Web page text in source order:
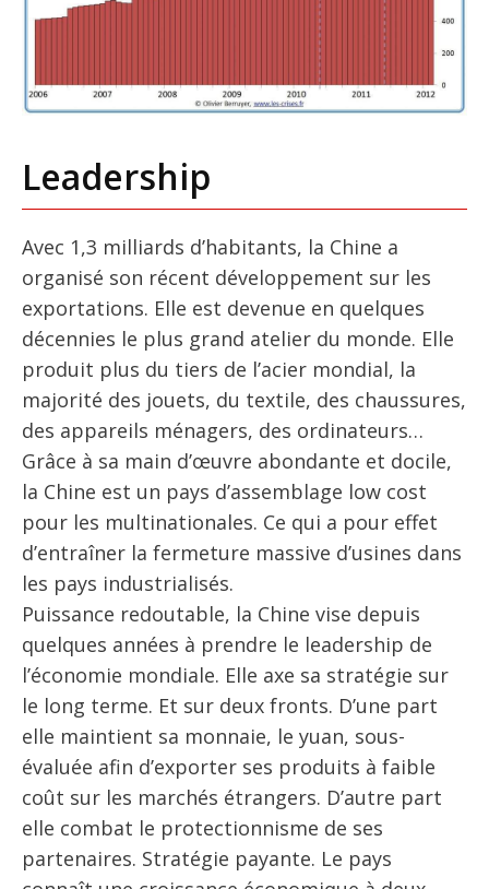
Leadership
Avec 1,3 milliards d’habitants, la Chine a
organisé son récent développement sur les
exportations. Elle est devenue en quelques
décennies le plus grand atelier du monde. Elle
produit plus du tiers de l’acier mondial, la
majorité des jouets, du textile, des chaussures,
des appareils ménagers, des ordinateurs…
Grâce à sa main d’œuvre abondante et docile,
la Chine est un pays d’assemblage low cost
pour les multinationales. Ce qui a pour effet
d’entraîner la fermeture massive d’usines dans
les pays industrialisés.
Puissance redoutable, la Chine vise depuis
quelques années à prendre le leadership de
l’économie mondiale. Elle axe sa stratégie sur
le long terme. Et sur deux fronts. D’une part
elle maintient sa monnaie, le yuan, sous-
évaluée afin d’exporter ses produits à faible
coût sur les marchés étrangers. D’autre part
elle combat le protectionnisme de ses
partenaires. Stratégie payante. Le pays